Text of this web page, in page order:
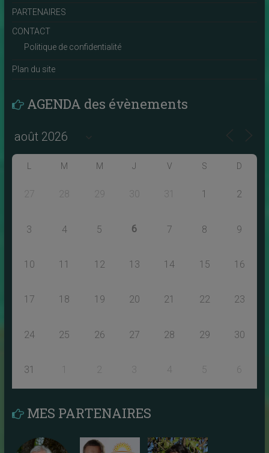
PARTENAIRES
CONTACT
Politique de confidentialité
Plan du site
AGENDA des évènements
M M J V S D
27 28 29 30 31 1 2
3 4 5 6 7 8 9
10 11 12 13 14 15 16
17 18 19 20 21 22 23
24 25 26 27 28 29 30
31 1 2 3 4 5 6
MES PARTENAIRES